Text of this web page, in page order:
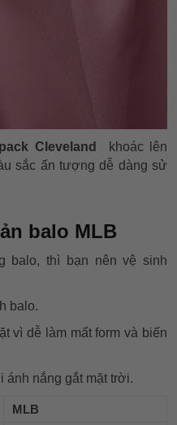
Cleveland
khoác lên
sắc ấn tượng dễ dàng sử
balo MLB
balo, thì bạn nên vệ sinh
balo.
vì dễ làm mất form và biến
nắng gắt mặt trời.
MLB